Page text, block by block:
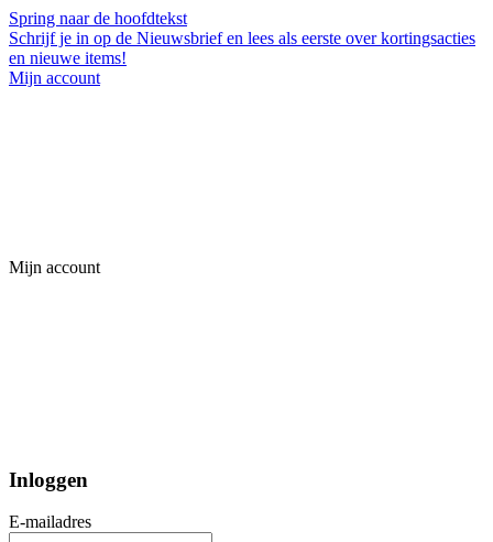
Spring naar de hoofdtekst
Schrijf je in op de Nieuwsbrief en lees als eerste over kortingsacties
en nieuwe items!
Mijn account
Mijn account
Inloggen
E-mailadres